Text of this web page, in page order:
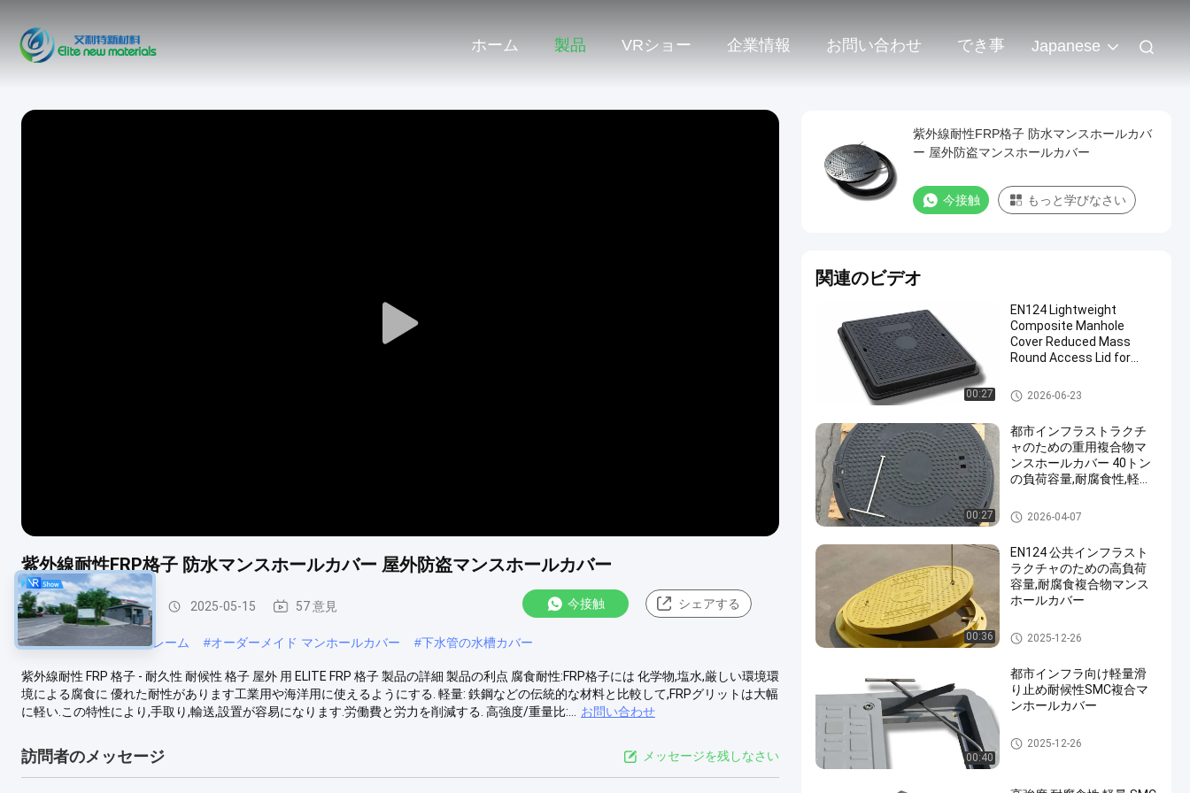
ホーム 製品 VRショー 企業情報 お問い合わせ でき事 Japanese
Play
紫外線耐性FRP格子 防水マンスホールカバー 屋外防盗マンスホールカバー
複合製の水槽カバー 2025-05-15 57 意見 今接触 シェアする
#複合材料のカバーとフレーム #オーダーメイド マンホールカバー #下水管の水槽カバー
紫外線耐性 FRP 格子 - 耐久性 耐候性 格子 屋外 用 ELITE FRP 格子 製品の詳細 製品の利点 腐食耐性:FRP格子には 化学物,塩水,厳しい環境環
境による腐食に 優れた耐性があります工業用や海洋用に使えるようにする. 軽量: 鉄鋼などの伝統的な材料と比較して,FRPグリットは大幅
に軽い.この特性により,手取り,輸送,設置が容易になります.労働費と労力を削減する. 高強度/重量比:...
お問い合わせ
訪問者のメッセージ メッセージを残しなさい
紫外線耐性FRP格子 防水マンスホールカバ
ー 屋外防盗マンスホールカバー
今接触 もっと学びなさい
関連のビデオ
00:27
EN124 Lightweight
Composite Manhole
Cover Reduced Mass
Round Access Lid for
Systems
複合製の水槽カバー
2026-06-23
00:27
都市インフラストラクチ
ャのための重用複合物マ
ンスホールカバー 40トン
の負荷容量,耐腐食性,軽量
複合製の水槽カバー
2026-04-07
00:36
EN124 公共インフラスト
ラクチャのための高負荷
容量,耐腐食複合物マンス
ホールカバー
複合製の水槽カバー
2025-12-26
00:40
都市インフラ向け軽量滑
り止め耐候性SMC複合マ
ンホールカバー
複合製の水槽カバー
2025-12-26